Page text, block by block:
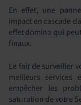
En effet, une
impact en cascade
effet domino qui
finaux.
Le fait de surveiller
meilleurs services
empêcher les
saturation de votre